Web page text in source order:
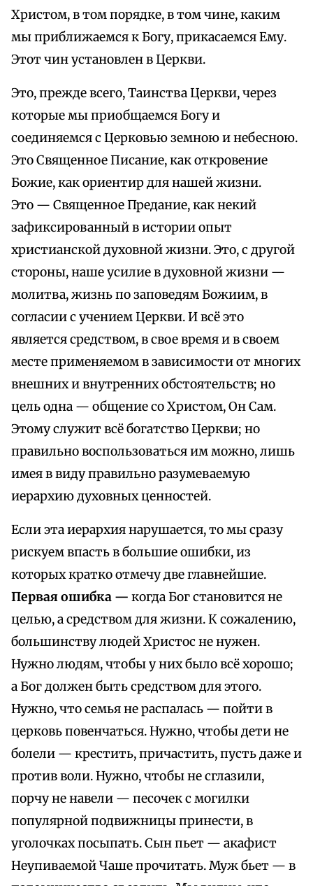
Христом, в том порядке, в том чине, каким
мы приближаемся к Богу, прикасаемся Ему.
Этот чин установлен в Церкви.
Это, прежде всего, Таинства Церкви, через
которые мы приобщаемся Богу и
соединяемся с Церковью земною и небесною.
Это Священное Писание, как откровение
Божие, как ориентир для нашей жизни.
Это — Священное Предание, как некий
зафиксированный в истории опыт
христианской духовной жизни. Это, с другой
стороны, наше усилие в духовной жизни —
молитва, жизнь по заповедям Божиим, в
согласии с учением Церкви. И всё это
является средством, в свое время и в своем
месте применяемом в зависимости от многих
внешних и внутренних обстоятельств; но
цель одна — общение со Христом, Он Сам.
Этому служит всё богатство Церкви; но
правильно воспользоваться им можно, лишь
имея в виду правильно разумеваемую
иерархию духовных ценностей.
Если эта иерархия нарушается, то мы сразу
рискуем впасть в большие ошибки, из
которых кратко отмечу две главнейшие.
Первая ошибка — когда Бог становится не
целью, а средством для жизни. К сожалению,
большинству людей Христос не нужен.
Нужно людям, чтобы у них было всё хорошо;
а Бог должен быть средством для этого.
Нужно, что семья не распалась — пойти в
церковь повенчаться. Нужно, чтобы дети не
болели — крестить, причастить, пусть даже и
против воли. Нужно, чтобы не сглазили,
порчу не навели — песочек с могилки
популярной подвижницы принести, в
уголочках посыпать. Сын пьет — акафист
Неупиваемой Чаше прочитать. Муж бьет — в